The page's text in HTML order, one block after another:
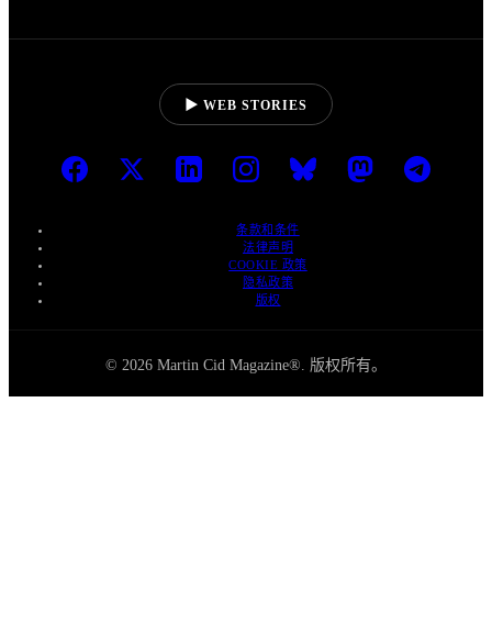
▶ WEB STORIES
条款和条件
法律声明
COOKIE 政策
隐私政策
版权
© 2026 Martin Cid Magazine®. 版权所有。